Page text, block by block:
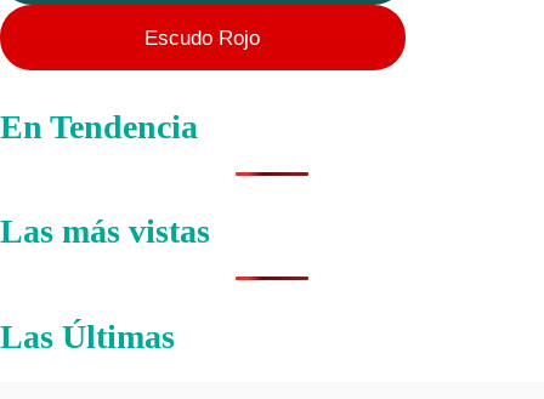
Escudo Rojo
En Tendencia
Las más vistas
Las Últimas